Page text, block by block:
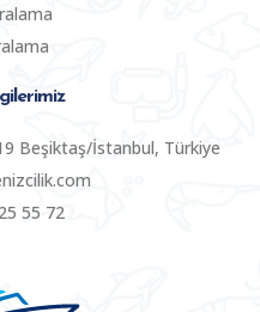
Beşiktaş/İstanbul, Türkiye
55 72